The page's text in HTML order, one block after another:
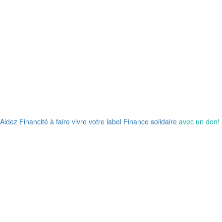
Aidez Financité à faire vivre votre label Finance solidaire avec un don!